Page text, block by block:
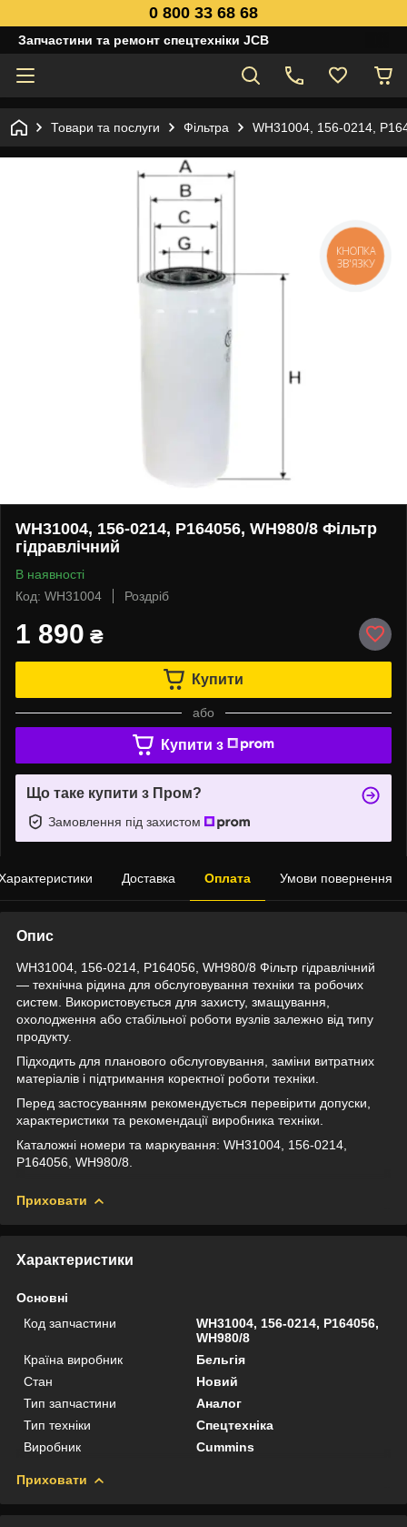
0 800 33 68 68
Запчастини та ремонт спецтехніки JCB
Товари та послуги Фільтра WH31004, 156-0214,
WH31004, 156-0214, P164056, WH980/8 Фільтр
гідравлічний
В наявності
Код: WH31004
Роздріб
1 890 ₴
Купити
або
Купити з
Що таке купити з Пром?
Замовлення під захистом
Доставка Оплата Умови повернення
Опис
WH31004, 156-0214, P164056, WH980/8 Фільтр гідравлічний
— технічна рідина для обслуговування техніки та робочих
систем. Використовується для захисту, змащування,
охолодження або стабільної роботи вузлів залежно від типу
продукту.
Підходить для планового обслуговування, заміни витратних
матеріалів і підтримання коректної роботи техніки.
Перед застосуванням рекомендується перевірити допуски,
характеристики та рекомендації виробника техніки.
Каталожні номери та маркування: WH31004, 156-0214,
P164056, WH980/8.
Приховати
Характеристики
Основні
Код запчастини
WH31004, 156-0214, P164056,
WH980/8
Країна виробник
Бельгія
Стан
Новий
Тип запчастини
Аналог
Тип техніки
Спецтехніка
Виробник
Cummins
Приховати
КНОПКА
ЗВ'ЯЗКУ